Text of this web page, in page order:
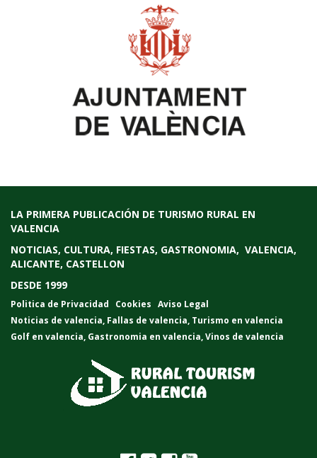
LA PRIMERA PUBLICACIÓN DE TURISMO RURAL EN
VALENCIA
NOTICIAS, CULTURA, FIESTAS, GASTRONOMIA, VALENCIA,
ALICANTE, CASTELLON
DESDE 1999
Politica de Privacidad Cookies Aviso Legal
Noticias de valencia, Fallas de valencia, Turismo en valencia
Golf en valencia, Gastronomia en valencia,Vinos de valencia